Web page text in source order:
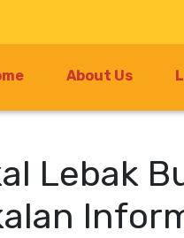
About Us
Lebak